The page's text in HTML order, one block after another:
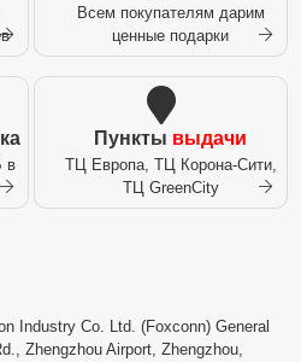
Всем покупателям дарим
ценные подарки
в
Пункты выдачи
ТЦ Европа, ТЦ Корона-Сити,
ТЦ GreenCity
Industry Co. Ltd. (Foxconn) General
Zhengzhou Airport, Zhengzhou,